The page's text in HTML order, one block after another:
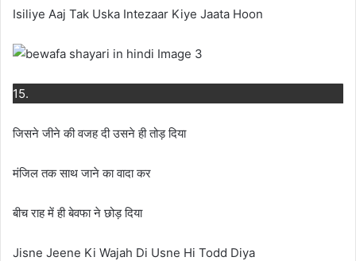
Isiliye Aaj Tak Uska Intezaar Kiye Jaata Hoon
15.
जिसने जीने की वजह दी उसने ही तोड़ दिया
मंजिल तक साथ जाने का वादा कर
बीच राह में ही बेवफा ने छोड़ दिया
Jisne Jeene Ki Wajah Di Usne Hi Todd Diya